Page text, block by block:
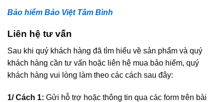
Bảo hiểm Bảo Việt Tâm Bình
Liên hệ tư vấn
Sau khi quý khách hàng đã tìm hiểu về sản phẩm và quý
khách hàng cần tư vấn hoặc liên hệ mua bảo hiểm, quý
khách hàng vui lòng làm theo các cách sau đây:
1/ Cách 1: Gửi hỗ trợ hoặc thông tin qua các form trên bài